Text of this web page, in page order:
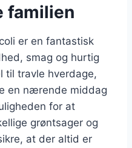
familien
er en fantastisk
smag og hurtig
til travle hverdage,
en nærende middag
for at
grøntsager og
at der altid er